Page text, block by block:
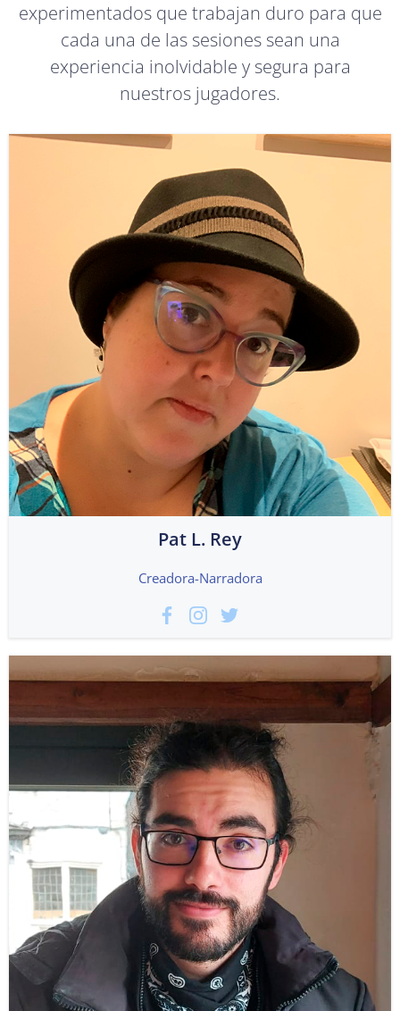
experimentados que trabajan duro para que
cada una de las sesiones sean una
experiencia inolvidable y segura para
nuestros jugadores.
Pat L. Rey
Creadora-Narradora